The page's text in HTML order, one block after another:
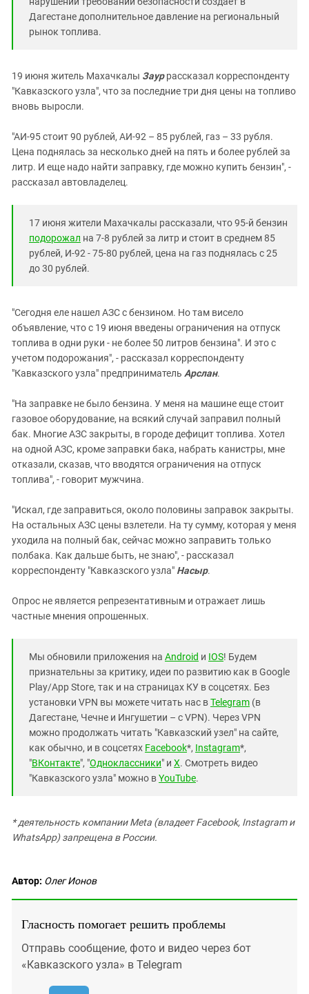
Дагестане дополнительное давление на региональный
рынок топлива.
19 июня житель Махачкалы Зауррассказал корреспонденту
"Кавказского узла", что за последние три дня цены на топливо
вновь выросли.
"АИ-95 стоит 90 рублей, АИ-92 – 85 рублей, газ – 33 рубля.
Цена поднялась за несколько дней на пять и более рублей за
литр. И еще надо найти заправку, где можно купить бензин", -
рассказал автовладелец.
17 июня жители Махачкалы рассказали, что 95-й бензин
подорожал на 7-8 рублей за литр и стоит в среднем 85
рублей, И-92 - 75-80 рублей, цена на газ поднялась с 25
до 30 рублей.
"Сегодня еле нашел АЗС с бензином. Но там висело
объявление, что с 19 июня введены ограничения на отпуск
топлива в одни руки - не более 50 литров бензина". И это с
учетом подорожания", - рассказал корреспонденту
"Кавказского узла" предприниматель Арслан.
"На заправке не было бензина. У меня на машине еще стоит
газовое оборудование, на всякий случай заправил полный
бак. Многие АЗС закрыты, в городе дефицит топлива. Хотел
на одной АЗС, кроме заправки бака, набрать канистры, мне
отказали, сказав, что вводятся ограничения на отпуск
топлива", - говорит мужчина.
"Искал, где заправиться, около половины заправок закрыты.
На остальных АЗС цены взлетели. На ту сумму, которая у меня
уходила на полный бак, сейчас можно заправить только
полбака. Как дальше быть, не знаю", - рассказал
корреспонденту "Кавказского узла" Насыр.
Опрос не является репрезентативным и отражает лишь
частные мнения опрошенных.
Мы обновили приложения на Android и IOS! Будем
признательны за критику, идеи по развитию как в Google
Play/App Store, так и на страницах КУ в соцсетях. Без
установки VPN вы можете читать нас вTelegram (в
Дагестане, Чечне и Ингушетии – с VPN). Через VPN
можно продолжать читать "Кавказский узел" на сайте,
как обычно, и в соцсетях Facebook*, Instagram*,
"ВКонтакте", "Одноклассники" и X. Смотреть видео
"Кавказского узла" можно вYouTube.
* деятельность компании Meta (владеет Facebook, Instagram и
WhatsApp) запрещена в России.
Автор: Олег Ионов
Гласность помогает решить проблемы
Отправь сообщение, фото и видео через бот
«Кавказского узла» в Telegram